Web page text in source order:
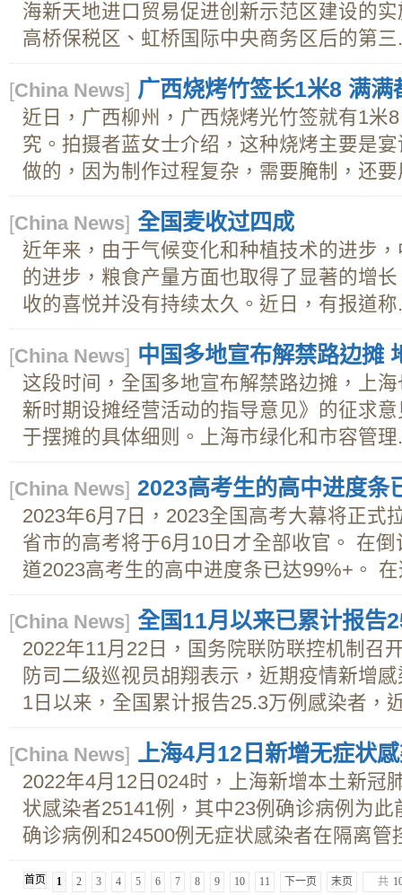
海新天地进口贸易促进创新示范区建设的
高桥保税区、虹桥国际中央商务区后的第三
[China News] 广西烧烤竹签长1米8 满满
近日，广西柳州，广西烧烤光竹签就有1米
究。拍摄者蓝女士介绍，这种烧烤主要是
做的，因为制作过程复杂，需要腌制，还
[China News] 全国麦收过四成
近年来，由于气候变化和种植技术的进步
的进步，粮食产量方面也取得了显著的增
收的喜悦并没有持续太久。近日，有报道称
[China News] 中国多地宣布解禁路边摊
这段时间，全国多地宣布解禁路边摊，上
新时期设摊经营活动的指导意见》的征求
于摆摊的具体细则。上海市绿化和市容管理
[China News] 2023高考生的高中进度条
2023年6月7日，2023全国高考大幕将正式
省市的高考将于6月10日才全部收官。 在
道2023高考生的高中进度条已达99%+。
[China News] 全国11月以来已累计报告
2022年11月22日，国务院联防联控机制召
防司二级巡视员胡翔表示，近期疫情新增
1日以来，全国累计报告25.3万例感染者，
[China News] 上海4月12日新增无症状
2022年4月12日024时，上海新增本土新冠
状感染者25141例，其中23例确诊病例为
确诊病例和24500例无症状感染者在隔离管
首页 1 2 3 4 5 6 7 8 9 10 11 下一页 末页 共